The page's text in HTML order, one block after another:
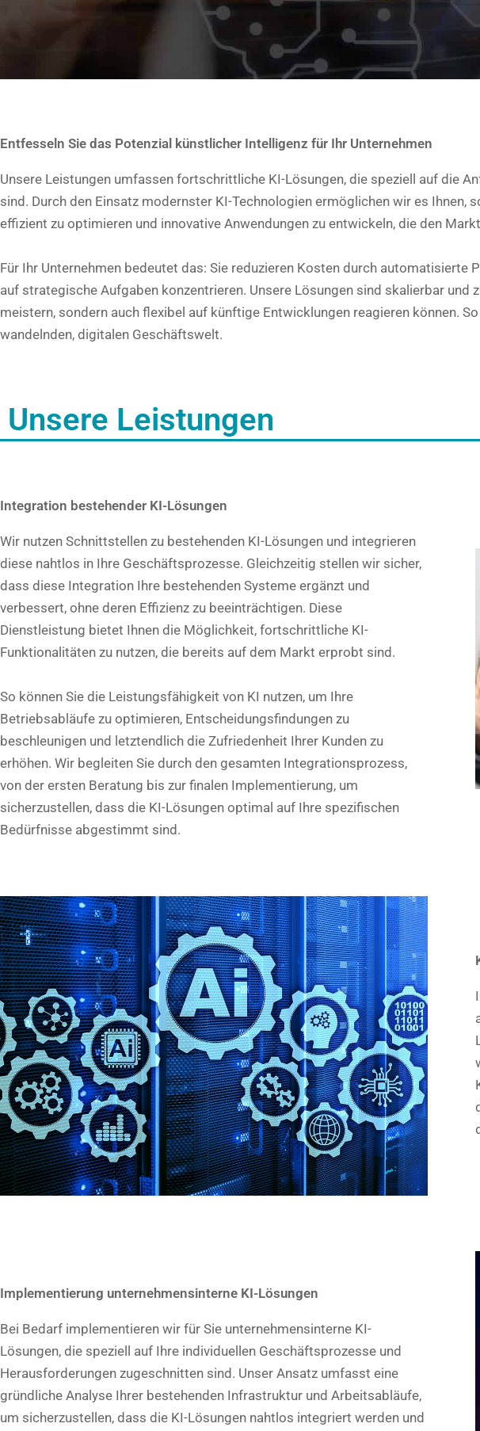
Entfesseln Sie das Potenzial künstlicher Intelligenz für Ihr Unternehmen
Unsere Leistungen umfassen fortschrittliche KI-Lösungen, die speziell auf die
sind. Durch den Einsatz modernster KI-Technologien ermöglichen wir es Ihnen,
effizient zu optimieren und innovative Anwendungen zu entwickeln, die den
Für Ihr Unternehmen bedeutet das: Sie reduzieren Kosten durch
auf strategische Aufgaben konzentrieren. Unsere Lösungen sind skalierbar
meistern, sondern auch flexibel auf künftige Entwicklungen reagieren können.
wandelnden, digitalen Geschäftswelt.
Unsere Leistungen
Integration bestehender KI-Lösungen
Wir nutzen Schnittstellen zu bestehenden KI-Lösungen und integrieren
diese nahtlos in Ihre Geschäftsprozesse. Gleichzeitig stellen wir sicher,
dass diese Integration Ihre bestehenden Systeme ergänzt und
verbessert, ohne deren Effizienz zu beeinträchtigen. Diese
Dienstleistung bietet Ihnen die Möglichkeit, fortschrittliche KI-
Funktionalitäten zu nutzen, die bereits auf dem Markt erprobt sind.
So können Sie die Leistungsfähigkeit von KI nutzen, um Ihre
Betriebsabläufe zu optimieren, Entscheidungsfindungen zu
beschleunigen und letztendlich die Zufriedenheit Ihrer Kunden zu
erhöhen. Wir begleiten Sie durch den gesamten Integrationsprozess,
von der ersten Beratung bis zur finalen Implementierung, um
sicherzustellen, dass die KI-Lösungen optimal auf Ihre spezifischen
Bedürfnisse abgestimmt sind.
Implementierung unternehmensinterne KI-Lösungen
Bei Bedarf implementieren wir für Sie unternehmensinterne KI-
Lösungen, die speziell auf Ihre individuellen Geschäftsprozesse und
Herausforderungen zugeschnitten sind. Unser Ansatz umfasst eine
gründliche Analyse Ihrer bestehenden Infrastruktur und Arbeitsabläufe,
um sicherzustellen, dass die KI-Lösungen nahtlos integriert werden und